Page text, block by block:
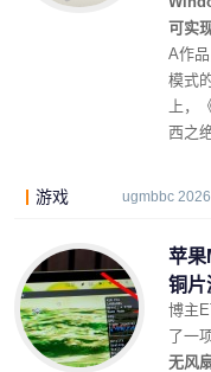
可实
A作
模式
上，
西之
游戏 ugmbbc
苹果
铜片
博主
了一
无风